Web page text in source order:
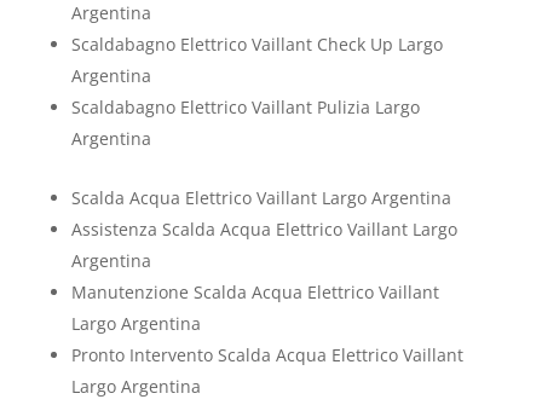
Argentina
Scaldabagno Elettrico Vaillant Check Up Largo
Argentina
Scaldabagno Elettrico Vaillant Pulizia Largo
Argentina
Scalda Acqua Elettrico Vaillant Largo Argentina
Assistenza Scalda Acqua Elettrico Vaillant Largo
Argentina
Manutenzione Scalda Acqua Elettrico Vaillant
Largo Argentina
Pronto Intervento Scalda Acqua Elettrico Vaillant
Largo Argentina